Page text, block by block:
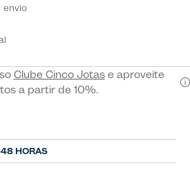
envio
Clube Cinco Jotase aproveite
a partir de 10%.
HORAS